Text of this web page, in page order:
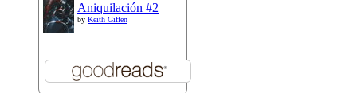
Aniquilación #2
by Keith Giffen